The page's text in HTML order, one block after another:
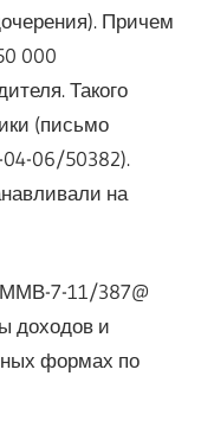
Причем
000
Такого
(письмо
06/50382).
на
7-11/387@
доходов и
формах по